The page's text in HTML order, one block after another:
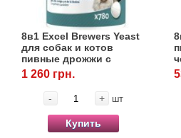
8в1 Excel Brewers Yeast
для собак и котов
пивные дрожжи с
чесноком, 780 табл.
1 260 грн.
- + шт
Купить
Товари для голубів
Товари для гризунів
Товари для коней
Товари для людей